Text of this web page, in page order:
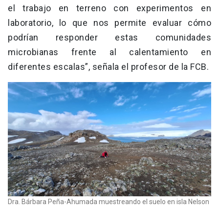
el trabajo en terreno con experimentos en
laboratorio, lo que nos permite evaluar cómo
podrían responder estas comunidades
microbianas frente al calentamiento en
diferentes escalas”, señala el profesor de la FCB.
Dra. Bárbara Peña-Ahumada muestreando el suelo en isla Nelson